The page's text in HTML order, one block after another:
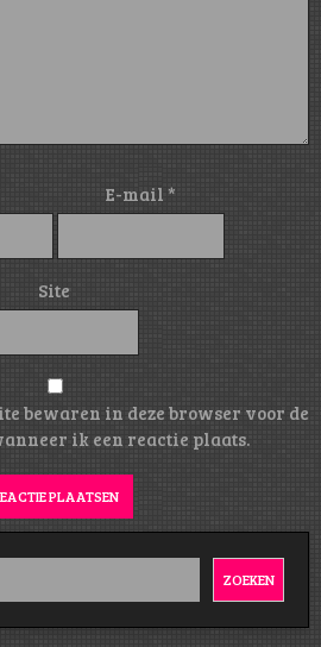
E-mail *
Site
bewaren in deze browser voor de
ik een reactie plaats.
ZOEKEN